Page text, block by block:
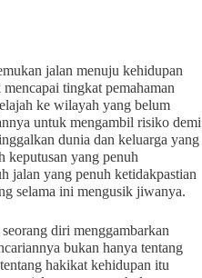
jalan menuju kehidupan
tingkat pemahaman
ke wilayah yang belum
untuk mengambil risiko demi
dunia dan keluarga yang
keputusan yang penuh
jalan yang penuh ketidakpastian
selama ini mengusik jiwanya.
diri menggambarkan
bukan hanya tentang
hakikat kehidupan itu